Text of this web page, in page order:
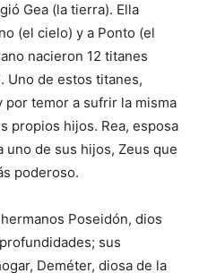
Gea (la tierra). Ella
(el cielo) y a Ponto (el
nacieron 12 titanes
Uno de estos titanes,
por temor a sufrir la misma
propios hijos. Rea, esposa
uno de sus hijos, Zeus que
poderoso.
Poseidón, dios
sus
Deméter, diosa de la